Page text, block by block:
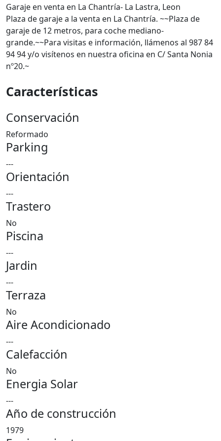
Garaje en venta en La Chantría- La Lastra, Leon
Plaza de garaje a la venta en La Chantría. ~~Plaza de
garaje de 12 metros, para coche mediano-
grande.~~Para visitas e información, llámenos al 987 84
94 94 y/o visítenos en nuestra oficina en C/ Santa Nonia
nº20.~
Características
Conservación
Reformado
Parking
---
Orientación
---
Trastero
No
Piscina
---
Jardin
---
Terraza
No
Aire Acondicionado
---
Calefacción
No
Energia Solar
---
Año de construcción
1979